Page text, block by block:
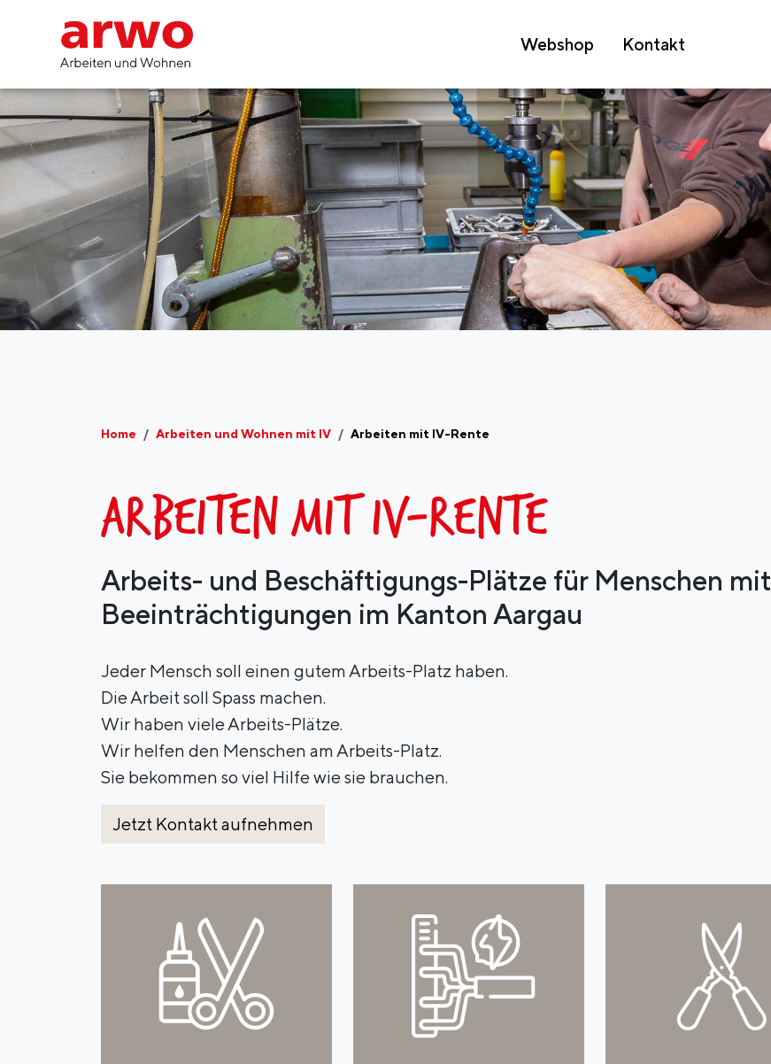
Webshop Kontakt
Home Arbeiten und Wohnen mit IV Arbeiten mit IV-Rente
ARBEITEN MIT IV-RENTE
Arbeits- und Beschäftigungs-Plätze für Menschen mit
Beeinträchtigungen im Kanton Aargau
Jeder Mensch soll einen gutem Arbeits-Platz haben.
Die Arbeit soll Spass machen.
Wir haben viele Arbeits-Plätze.
Wir helfen den Menschen am Arbeits-Platz.
Sie bekommen so viel Hilfe wie sie brauchen.
Jetzt Kontakt aufnehmen